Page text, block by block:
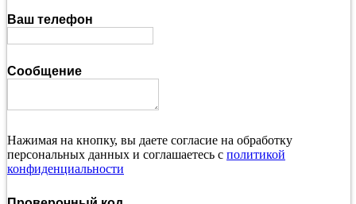
Ваш телефон
Сообщение
Нажимая на кнопку, вы даете согласие на обработку
персональных данных и соглашаетесь с политикой
конфиденциальности